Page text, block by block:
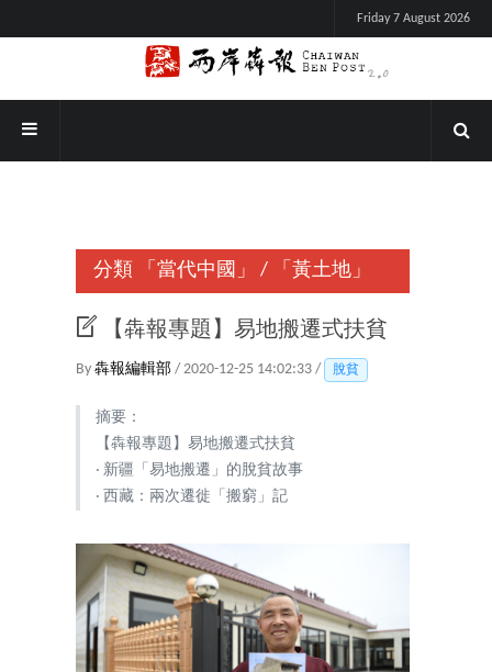
Friday 7 August 2026
分類 「當代中國」 / 「黃土地」
【犇報專題】易地搬遷式扶貧
By 犇報編輯部 / 2020-12-25 14:02:33 / 脫貧
摘要：
【犇報專題】易地搬遷式扶貧
‧ 新疆「易地搬遷」的脫貧故事
‧ 西藏：兩次遷徙「搬窮」記